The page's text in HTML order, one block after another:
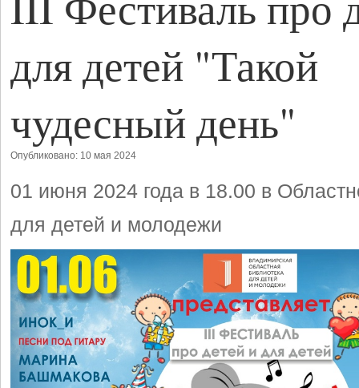
для детей "Такой
чудесный день"
Опубликовано: 10 мая 2024
01 июня 2024 года в 18.00 в
для детей и молодежи